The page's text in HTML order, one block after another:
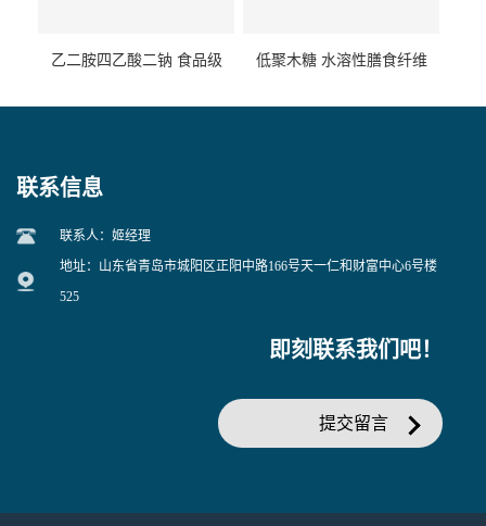
乙二胺四乙酸二钠 食品级
低聚木糖 水溶性膳食纤维
联系信息
联系人：姬经理
地址：山东省青岛市城阳区正阳中路166号天一仁和财富中心6号楼
525
即刻联系我们吧！
提交留言